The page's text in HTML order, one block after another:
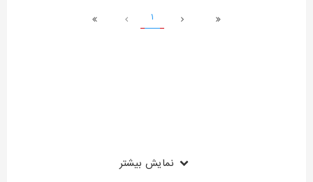
1
نمایش بیشتر